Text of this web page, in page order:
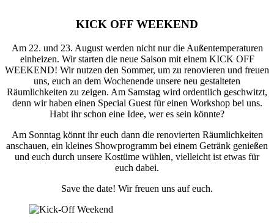
KICK OFF WEEKEND
Am 22. und 23. August werden nicht nur die Außentemperaturen
einheizen. Wir starten die neue Saison mit einem KICK OFF
WEEKEND! Wir nutzen den Sommer, um zu renovieren und freuen
uns, euch an dem Wochenende unsere neu gestalteten
Räumlichkeiten zu zeigen. Am Samstag wird ordentlich geschwitzt,
denn wir haben einen Special Guest für einen Workshop bei uns.
Habt ihr schon eine Idee, wer es sein könnte?
Am Sonntag könnt ihr euch dann die renovierten Räumlichkeiten
anschauen, ein kleines Showprogramm bei einem Getränk genießen
und euch durch unsere Kostüme wühlen, vielleicht ist etwas für
euch dabei.
Save the date! Wir freuen uns auf euch.